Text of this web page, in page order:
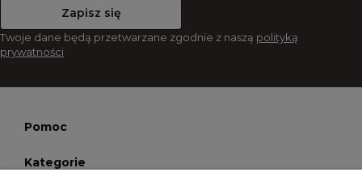
Zapisz się
Twoje dane będą przetwarzane zgodnie z naszą polityką
prywatności
Pomoc
Kategorie